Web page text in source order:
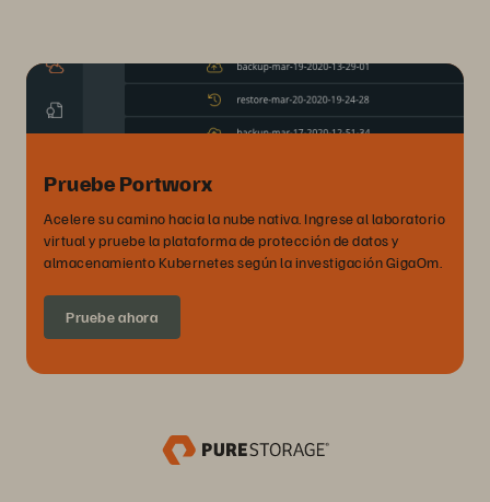
Pruebe Portworx
Acelere su camino hacia la nube nativa. Ingrese al laboratorio
virtual y pruebe la plataforma de protección de datos y
almacenamiento Kubernetes según la investigación GigaOm.
Pruebe ahora